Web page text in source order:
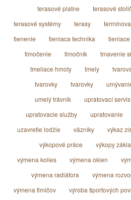
terasové platne
terasové
terasové systémy
terasy
tienenie
tieniaca technika
tlmočenie
tlmočník tmavenie
tmeliace hmoty
tmely
tvarovky
tvarovky
umelý trávnik
upratovací servis
upratovacie služby
upratovanie
uzavretie lodžie
väzníky výkaz
výkopové práce
výkopy
výmena kolies
výmena okien
výmena radiátora
výmena
výmena tlmičov
výroba športových